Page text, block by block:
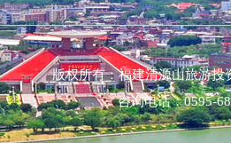
版权所有：福建清源山旅游
咨询电话：0595-